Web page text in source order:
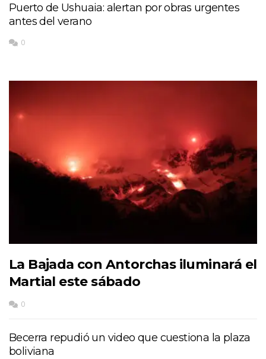
Puerto de Ushuaia: alertan por obras urgentes
antes del verano
0
La Bajada con Antorchas iluminará el
Martial este sábado
0
Becerra repudió un video que cuestiona la plaza
boliviana